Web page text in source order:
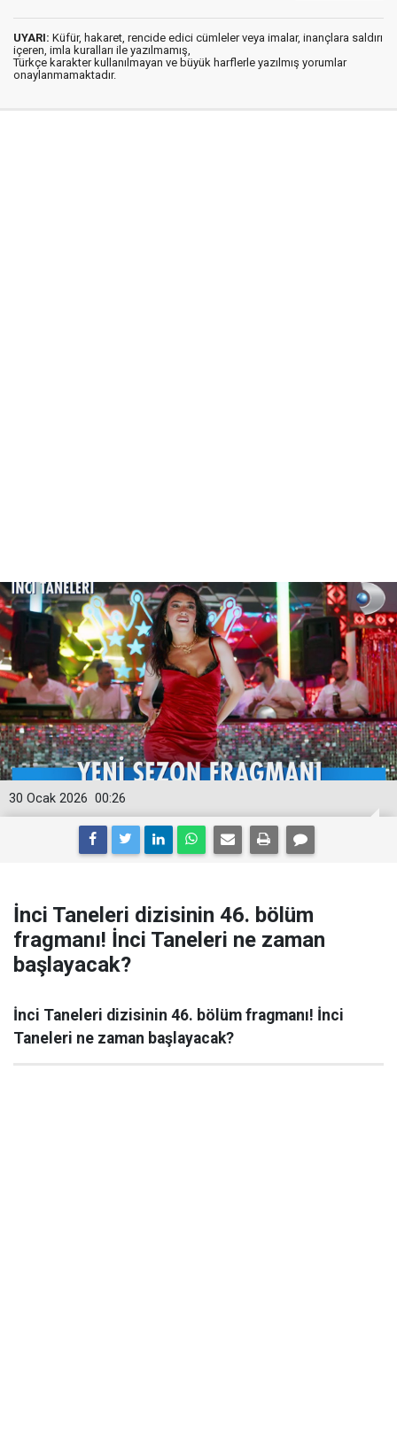
UYARI: Küfür, hakaret, rencide edici cümleler veya imalar, inançlara saldırı
içeren, imla kuralları ile yazılmamış,
Türkçe karakter kullanılmayan ve büyük harflerle yazılmış yorumlar
onaylanmamaktadır.
00:26
30 Ocak 2026
İnci Taneleri dizisinin 46. bölüm
fragmanı! İnci Taneleri ne zaman
başlayacak?
İnci Taneleri dizisinin 46. bölüm fragmanı! İnci
Taneleri ne zaman başlayacak?